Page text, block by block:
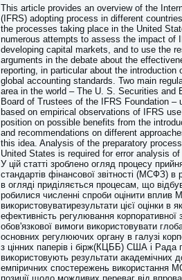
This article provides an overview of the
(IFRS) adopting process in different
the processes taking place in the United
numerous attempts to assess the impact of
developing capital markets, and to use the
arguments in the debate about the
reporting, in particular about the introduction
global accounting standards. Two main
area in the world – The U. S. Securities and
Board of Trustees of the IFRS Foundation
based on empirical observations of IFRS
position on possible benefits from the
and recommendations on different
this idea. Analysis of the preparatory
United States is required for error analysis
У цій статті зроблено огляд процесу
стандартів фінансової звітності (МСФЗ) в
в огляді приділяється процесам, що
робилися численні спроби оцінити вплив
використовуватирезультати цієї оцінки в
ефективність регулювання корпоративної
обов'язкової вимоги використовувати
основних регулюючих органу в галузі
з цінних паперів і бірж(КЦББ) США і
використовують результати академічних
емпіричних спостережень використання